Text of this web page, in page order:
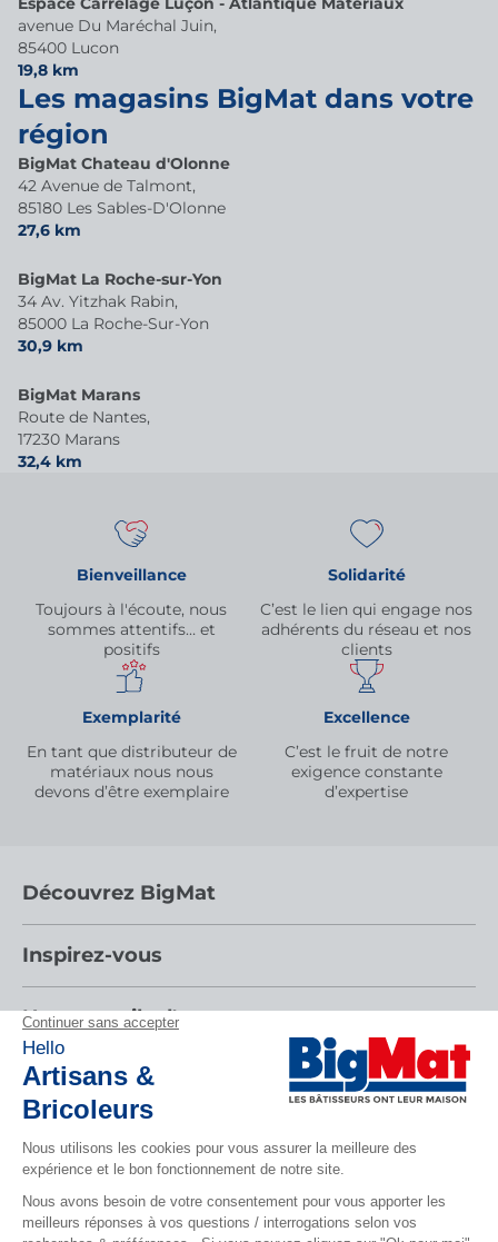
avenue Du Maréchal Juin,
85400 Lucon
19,8 km
Les magasins BigMat dans votre
région
BigMat Chateau d'Olonne
42 Avenue de Talmont,
85180 Les Sables-D'Olonne
27,6 km
BigMat La Roche-sur-Yon
34 Av. Yitzhak Rabin,
85000 La Roche-Sur-Yon
30,9 km
BigMat Marans
Route de Nantes,
17230 Marans
32,4 km
Bienveillance
Toujours à l'écoute, nous
sommes attentifs… et
positifs
Solidarité
C’est le lien qui engage nos
adhérents du réseau et nos
clients
Exemplarité
En tant que distributeur de
matériaux nous nous
devons d’être exemplaire
Excellence
C’est le fruit de notre
exigence constante
d’expertise
Découvrez BigMat
Nous rejoindre
Devenez adhérent
Les services BigMat
Les Bâtisseurs du Sport
Inspirez-vous
Nos catalogues
Tendances
Nos conseils d'experts
Nos conseils
Nos tutos
Espace adhérent
CONTACTEZ-NOUS
Suivez-nous